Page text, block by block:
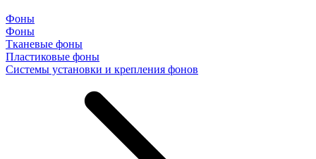
Фоны
Фоны
Тканевые фоны
Пластиковые фоны
Системы установки и крепления фонов